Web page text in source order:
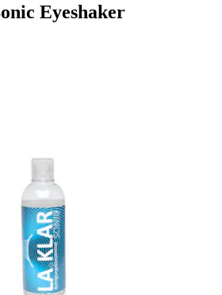
Eyeshaker